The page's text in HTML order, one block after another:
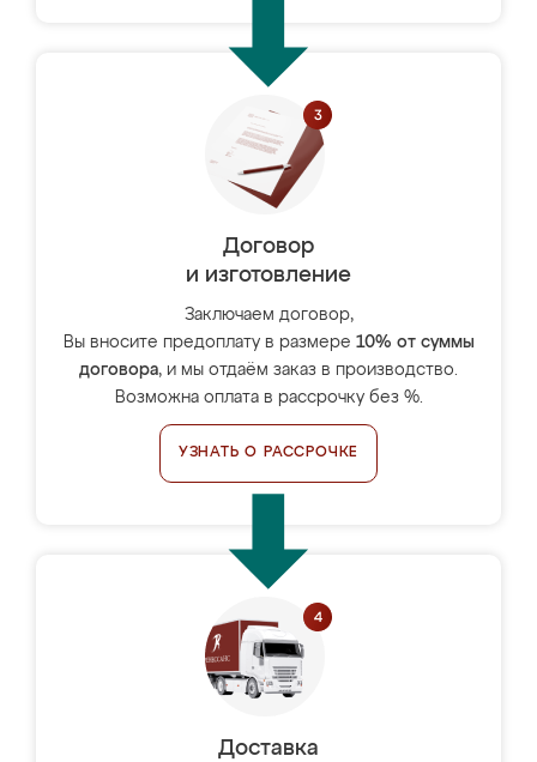
Договор
и изготовление
Заключаем договор,
Вы вносите предоплату в размере 10% от суммы
договора, и мы отдаём заказ в производство.
Возможна оплата в рассрочку без %.
УЗНАТЬ О РАССРОЧКЕ
Доставка